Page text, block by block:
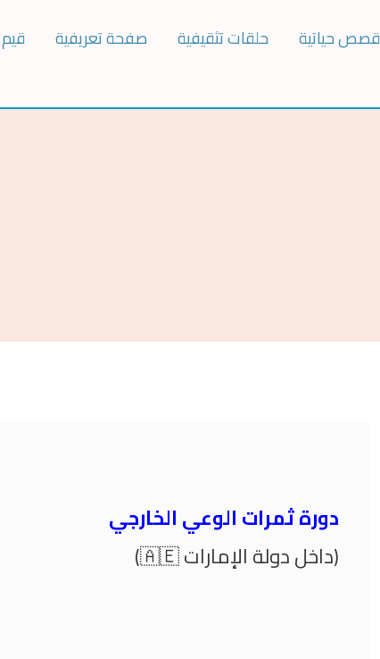
صفحة تعريفية حلقات تثقيفية قصص حياتية
دورة ثمرات الوعي الخارجي
(داخل دولة الإمارات 🇦🇪)